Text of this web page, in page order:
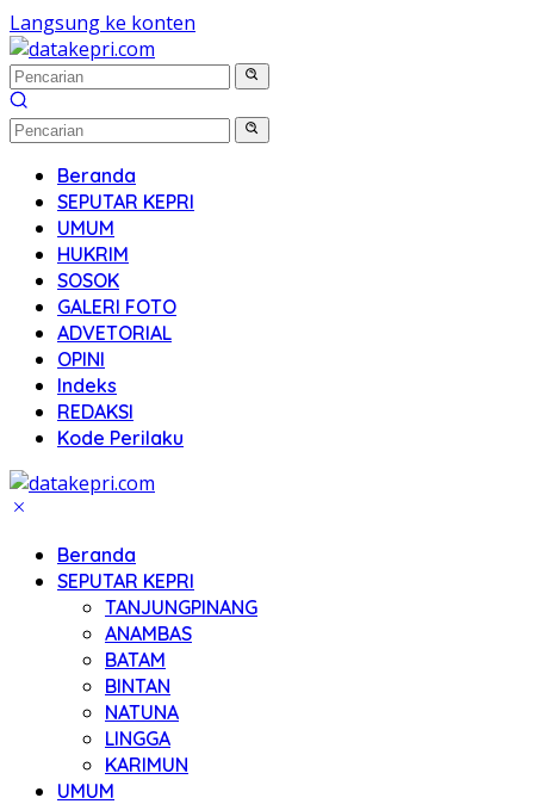
Langsung ke konten
Beranda
SEPUTAR KEPRI
UMUM
HUKRIM
SOSOK
GALERI FOTO
ADVETORIAL
OPINI
Indeks
REDAKSI
Kode Perilaku
Beranda
SEPUTAR KEPRI
TANJUNGPINANG
ANAMBAS
BATAM
BINTAN
NATUNA
LINGGA
KARIMUN
UMUM